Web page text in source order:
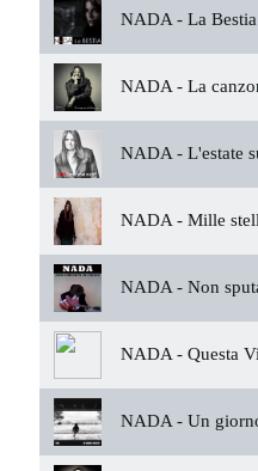
NADA - La Bestia
NADA - La
NADA - L'estate
NADA - Mille
NADA - Non
NADA - Questa
NADA - Un